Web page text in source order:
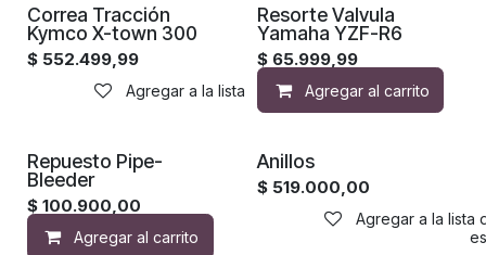
Correa Tracción
Kymco X-town 300
$ 552.499,99
Agregar a la lista de deseos
Resorte Valvula
Yamaha YZF-R6
$ 65.999,99
Agregar al carrito
Repuesto Pipe-
Bleeder
$ 100.900,00
Agregar al carrito Agregar a la lista de
Anillos
$ 519.000,00
Agregar a la lista